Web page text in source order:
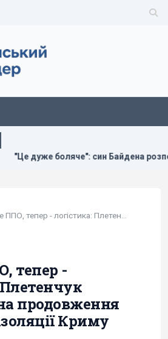
розповів про стан здоров’я
тепер -
продовження
Криму